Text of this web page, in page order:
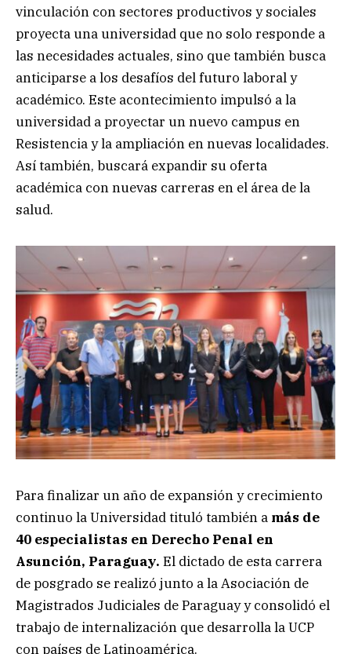
vinculación con sectores productivos y sociales
proyecta una universidad que no solo responde a
las necesidades actuales, sino que también busca
anticiparse a los desafíos del futuro laboral y
académico. Este acontecimiento impulsó a la
universidad a proyectar un nuevo campus en
Resistencia y la ampliación en nuevas localidades.
Así también, buscará expandir su oferta
académica con nuevas carreras en el área de la
salud.
Para finalizar un año de expansión y crecimiento
continuo la Universidad tituló también a más de
40 especialistas en Derecho Penal en
Asunción, Paraguay. El dictado de esta carrera
de posgrado se realizó junto a la Asociación de
Magistrados Judiciales de Paraguay y consolidó el
trabajo de internalización que desarrolla la UCP
con países de Latinoamérica.